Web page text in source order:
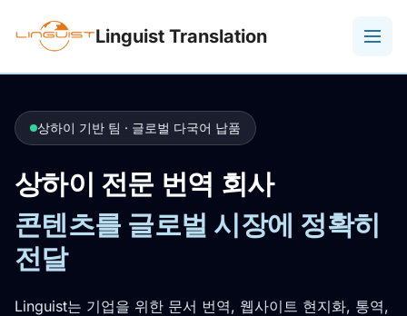
Linguist Translation
상하이 기반 팀 · 글로벌 다국어 납품
상하이 전문 번역 회사
콘텐츠를 글로벌 시장에 정확히
전달
Linguist는 기업을 위한 문서 번역, 웹사이트 현지화, 통역,